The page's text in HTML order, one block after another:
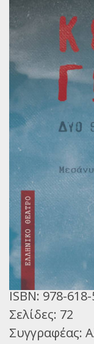
ISBN: 978-
Σελίδες: 72
Συγγραφέας: